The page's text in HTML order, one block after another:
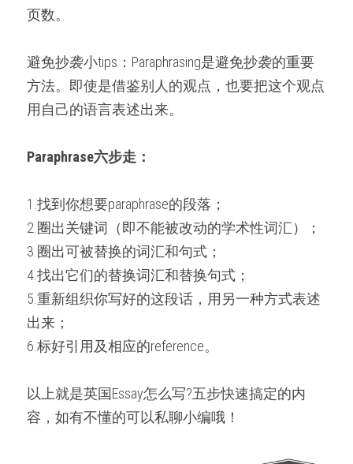
页数。
避免抄袭小tips：Paraphrasing是避免抄袭的重要
方法。即使是借鉴别人的观点，也要把这个观点
用自己的语言表述出来。
Paraphrase六步走：
1.找到你想要paraphrase的段落；
2.圈出关键词（即不能被改动的学术性词汇）；
3.圈出可被替换的词汇和句式；
4.找出它们的替换词汇和替换句式；
5.重新组织你写好的这段话，用另一种方式表述
出来；
6.标好引用及相应的reference。
以上就是英国Essay怎么写?五步快速搞定的内
容，如有不懂的可以私聊小编哦！